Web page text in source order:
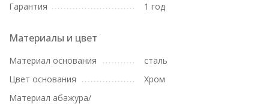
Гарантия
1 год
Материалы и цвет
Материал основания
сталь
Цвет основания
Хром
Материал абажура/